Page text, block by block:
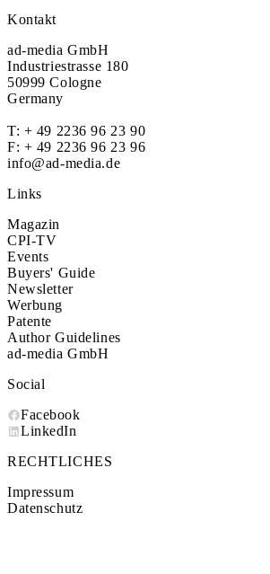
Kontakt
ad-media GmbH
Industriestrasse 180
50999 Cologne
Germany
T: + 49 2236 96 23 90
F: + 49 2236 96 23 96
info@ad-media.de
Links
Magazin
CPI-TV
Events
Buyers' Guide
Newsletter
Werbung
Patente
Author Guidelines
ad-media GmbH
Social
Facebook
LinkedIn
RECHTLICHES
Impressum
Datenschutz